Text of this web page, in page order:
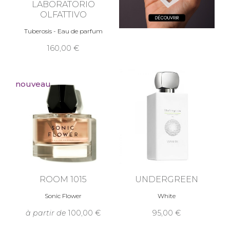
LABORATORIO
OLFATTIVO
Tuberosis - Eau de parfum
160,00
nouveau
ROOM 1015
Sonic Flower
à partir de 100,00
UNDERGREEN
White
95,00